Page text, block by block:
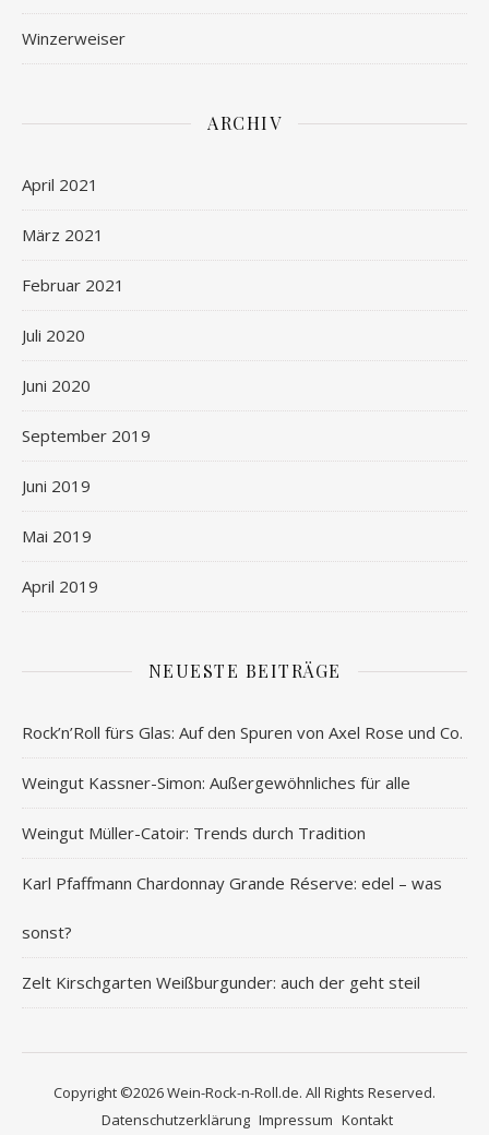
Winzerweiser
ARCHIV
April 2021
März 2021
Februar 2021
Juli 2020
Juni 2020
September 2019
Juni 2019
Mai 2019
April 2019
NEUESTE BEITRÄGE
Rock’n’Roll fürs Glas: Auf den Spuren von Axel Rose und Co.
Weingut Kassner-Simon: Außergewöhnliches für alle
Weingut Müller-Catoir: Trends durch Tradition
Karl Pfaffmann Chardonnay Grande Réserve: edel – was
sonst?
Zelt Kirschgarten Weißburgunder: auch der geht steil
Copyright ©2026 Wein-Rock-n-Roll.de. All Rights Reserved.
Datenschutzerklärung Impressum Kontakt